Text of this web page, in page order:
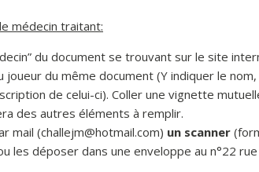
médecin traitant:
du document se trouvant sur le site
du même document (Y indiquer le
de celui-ci). Coller une vignette
des autres éléments à remplir.
mail (challejm@hotmail.com) un scanner
les déposer dans une enveloppe au n°22